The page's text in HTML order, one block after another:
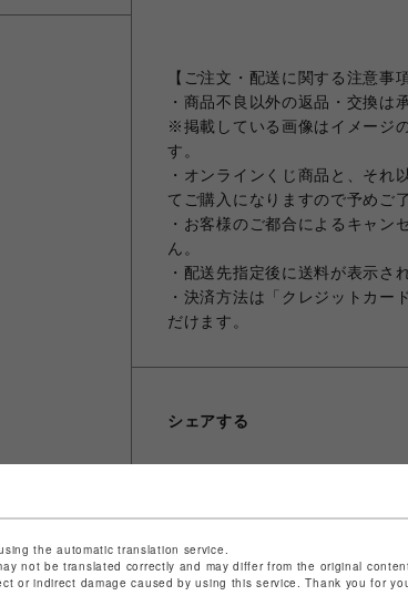
【ご注文・配送に関する注意事項
・商品不良以外の返品・交換は
※掲載している画像はイメージ
す。
・オンラインくじ商品と、それ
てご購入になりますので予めご
・お客様のご都合によるキャン
ん。
・配送先指定後に送料が表示さ
・決済方法は「クレジットカー
だけます。
シェアする
the automatic translation service.
not be translated correctly and may differ from the original
or indirect damage caused by using this service. Thank you for